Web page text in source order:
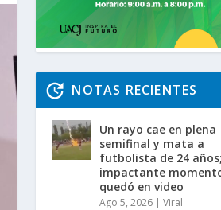
NOTAS RECIENTES
Un rayo cae en plena
semifinal y mata a
futbolista de 24
impactante
quedó en video
Ago 5, 2026 |Viral